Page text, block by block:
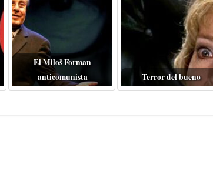
El Miloš Forman
anticomunista
Terror del bueno